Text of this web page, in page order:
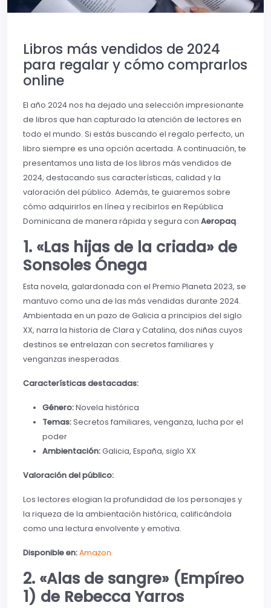
Libros más vendidos de 2024
para regalar y cómo comprarlos
online
El año 2024 nos ha dejado una selección impresionante
de libros que han capturado la atención de lectores en
todo el mundo. Si estás buscando el regalo perfecto, un
libro siempre es una opción acertada. A continuación, te
presentamos una lista de los libros más vendidos de
2024, destacando sus características, calidad y la
valoración del público. Además, te guiaremos sobre
cómo adquirirlos en línea y recibirlos en República
Dominicana de manera rápida y segura con Aeropaq.
1. «Las hijas de la criada» de
Sonsoles Ónega
Esta novela, galardonada con el Premio Planeta 2023, se
mantuvo como una de las más vendidas durante 2024.
Ambientada en un pazo de Galicia a principios del siglo
XX, narra la historia de Clara y Catalina, dos niñas cuyos
destinos se entrelazan con secretos familiares y
venganzas inesperadas.
Características destacadas:
Género:Novela histórica
Temas:Secretos familiares, venganza, lucha por el
poder
Ambientación:Galicia, España, siglo XX
Valoración del público:
Los lectores elogian la profundidad de los personajes y
la riqueza de la ambientación histórica, calificándola
como una lectura envolvente y emotiva.
Disponible en:Amazon
2. «Alas de sangre» (Empíreo
1) de Rebecca Yarros